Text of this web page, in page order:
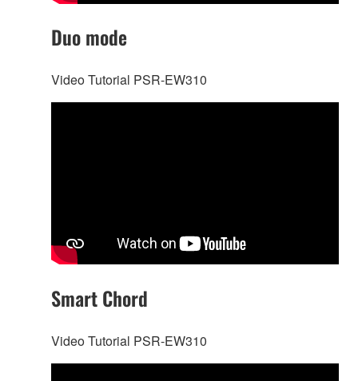
Duo mode
Video Tutorial PSR-EW310
Smart Chord
Video Tutorial PSR-EW310